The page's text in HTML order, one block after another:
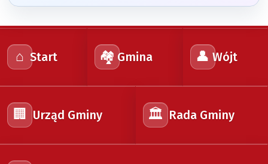
⌂ Start 🏘️ Gmina 👤 Wójt
🏢 Urząd Gminy 🏛️ Rada Gminy